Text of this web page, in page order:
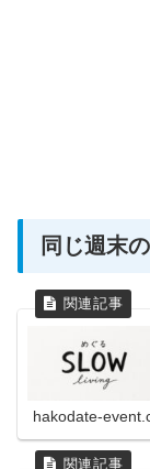
同じ週末
hakodate-